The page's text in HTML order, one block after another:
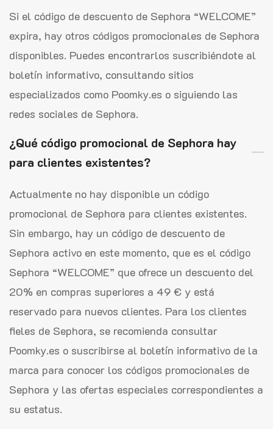
Si el código de descuento de Sephora “WELCOME”
expira, hay otros códigos promocionales de Sephora
disponibles. Puedes encontrarlos suscribiéndote al
boletín informativo, consultando sitios
especializados como Poomky.es o siguiendo las
redes sociales de Sephora.
¿Qué código promocional de Sephora hay
para clientes existentes?
Actualmente no hay disponible un código
promocional de Sephora para clientes existentes.
Sin embargo, hay un código de descuento de
Sephora activo en este momento, que es el código
Sephora “WELCOME” que ofrece un descuento del
20% en compras superiores a 49 € y está
reservado para nuevos clientes. Para los clientes
fieles de Sephora, se recomienda consultar
Poomky.es o suscribirse al boletín informativo de la
marca para conocer los códigos promocionales de
Sephora y las ofertas especiales correspondientes a
su estatus.